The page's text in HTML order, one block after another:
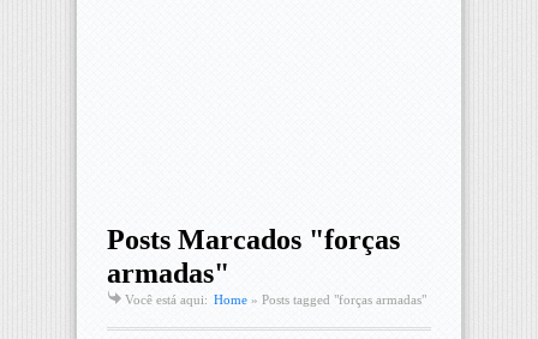
Posts Marcados "forças
armadas"
Você está aqui: Home » Posts tagged "forças armadas"